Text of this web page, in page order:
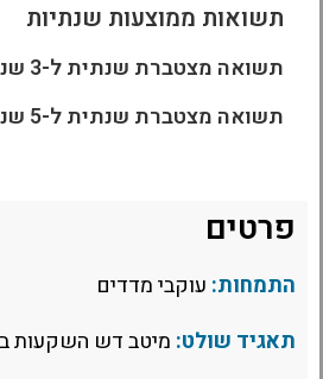
תשואות ממוצעות שנתיות
תשואה מצטברת שנתית ל-3 שנים:
תשואה מצטברת שנתית ל-5 שנים:
פרטים
התמחות: עוקבי מדדים
תאגיד שולט: מיטב דש השקעות